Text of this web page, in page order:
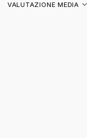
VALUTAZIONE MEDIA